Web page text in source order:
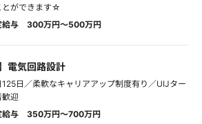
とができます☆
給与 300万円～500万円
電気回路設計
日／柔軟なキャリアアップ制度有り／UIJター
歓迎
給与 350万円～700万円